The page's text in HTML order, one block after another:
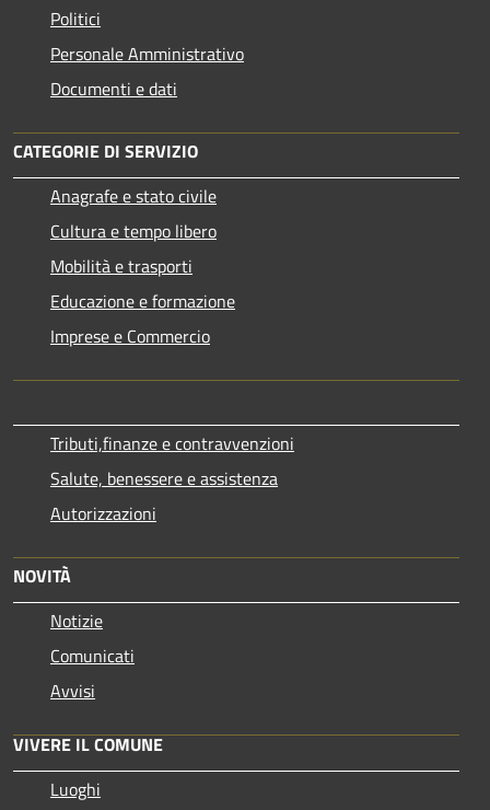
Politici
Personale Amministrativo
Documenti e dati
CATEGORIE DI SERVIZIO
Anagrafe e stato civile
Cultura e tempo libero
Mobilità e trasporti
Educazione e formazione
Imprese e Commercio
Tributi,finanze e contravvenzioni
Salute, benessere e assistenza
Autorizzazioni
NOVITÀ
Notizie
Comunicati
Avvisi
VIVERE IL COMUNE
Luoghi